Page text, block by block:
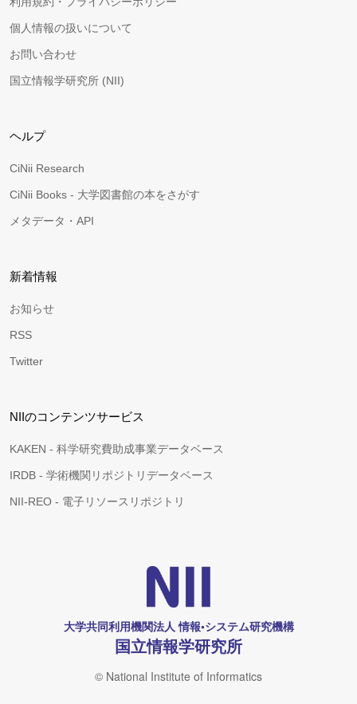
個人情報の扱いについて
お問い合わせ
国立情報学研究所 (NII)
ヘルプ
CiNii Research
CiNii Books - 大学図書館の本をさがす
メタデータ・API
新着情報
お知らせ
RSS
Twitter
NIIのコンテンツサービス
KAKEN - 科学研究費助成事業データベース
IRDB - 学術機関リポジトリデータベース
NII-REO - 電子リソースリポジトリ
大学共同利用機関法人 情報•システム研究機構
国立情報学研究所
© National Institute of Informatics